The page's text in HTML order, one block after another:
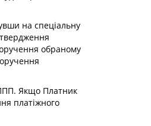
на спеціальну
обраному
ППП. Якщо Платник
платіжного